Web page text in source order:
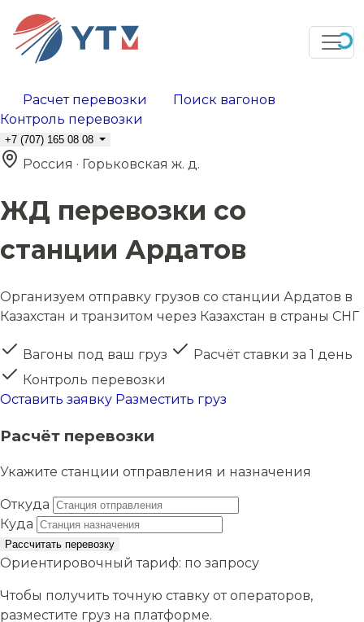
Расчет перевозки
Поиск вагонов
Контроль перевозки
+7 (707) 165 08 08
Россия · Горьковская ж. д.
ЖД перевозки со
станции Ардатов
Организуем отправку грузов со станции Ардатов в
Казахстан и транзитом через Казахстан в страны СНГ
Вагоны под ваш груз
Расчёт ставки за 1 день
Контроль перевозки
Оставить заявку Разместить груз
Расчёт перевозки
Укажите станции отправления и назначения
Откуда
Куда
Рассчитать перевозку
Ориентировочный тариф: по запросу
Чтобы получить точную ставку от операторов,
разместите груз на платформе.